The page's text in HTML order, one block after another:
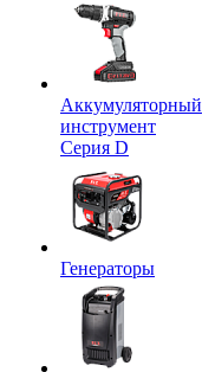
Аккумуляторный
инструмент
Серия D
Генераторы